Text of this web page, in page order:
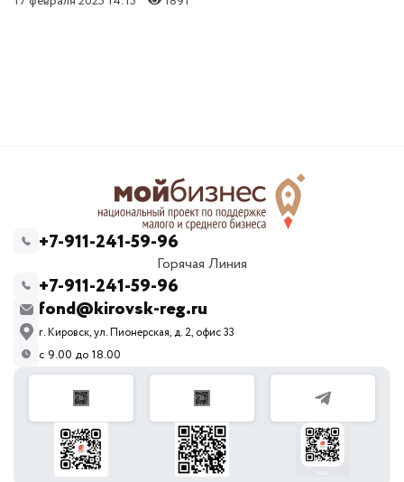
+7-911-241-59-96
Горячая Линия
+7-911-241-59-96
fond@kirovsk-reg.ru
г. Кировск, ул. Пионерская, д. 2, офис 33
с 9.00 до 18.00